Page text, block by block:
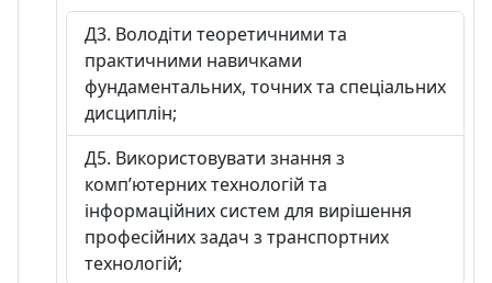
Д3. Володіти теоретичними та
практичними навичками
фундаментальних, точних та спеціальних
дисциплін;
Д5. Використовувати знання з
комп’ютерних технологій та
інформаційних систем для вирішення
професійних задач з транспортних
технологій;